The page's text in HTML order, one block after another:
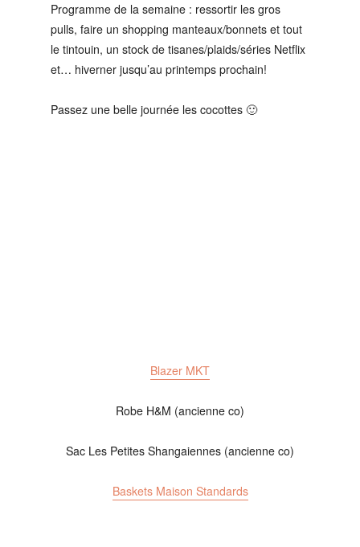
Programme de la semaine : ressortir les gros
pulls, faire un shopping manteaux/bonnets et tout
le tintouin, un stock de tisanes/plaids/séries Netflix
et… hiverner jusqu’au printemps prochain!
Passez une belle journée les cocottes 🙂
Blazer MKT
Robe H&M (ancienne co)
Sac Les Petites Shangaiennes (ancienne co)
Baskets Maison Standards